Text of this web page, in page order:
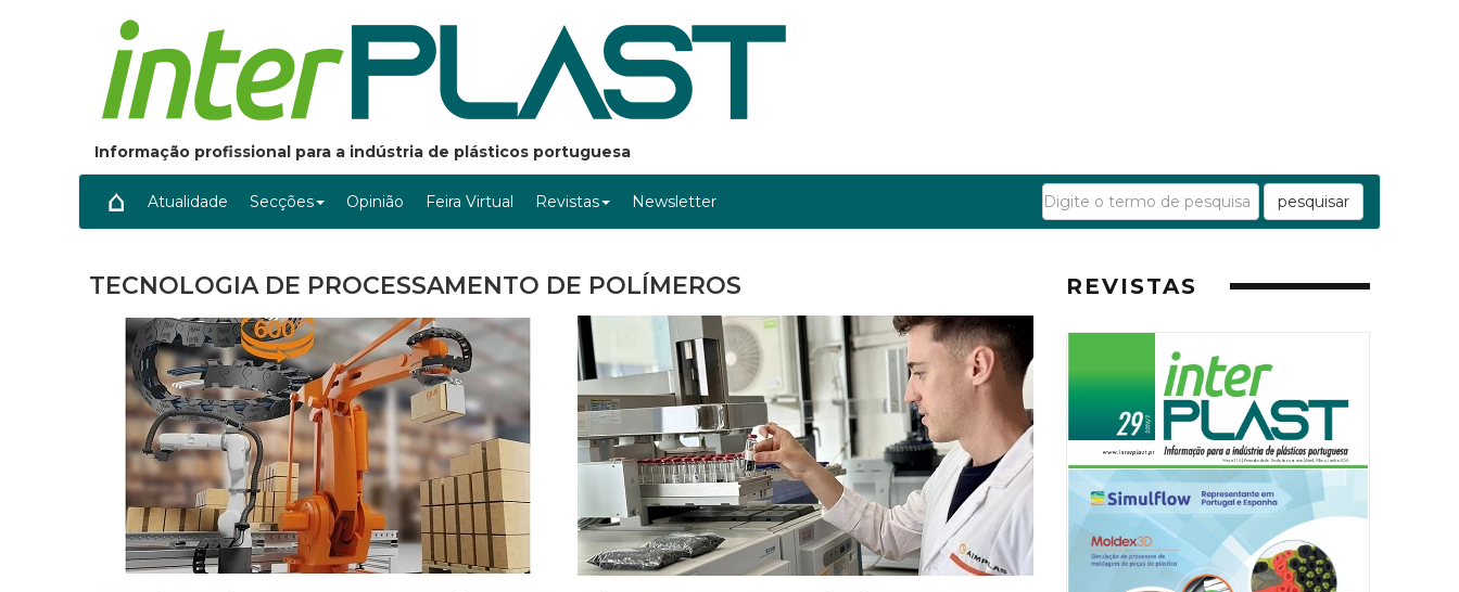
Informação profissional para a indústria de plásticos portuguesa
Atualidade Secções Opinião Feira Virtual Revistas Newsletter pesquisar
TECNOLOGIA DE PROCESSAMENTO DE POLÍMEROS REVISTAS